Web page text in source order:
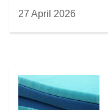
27 April 2026